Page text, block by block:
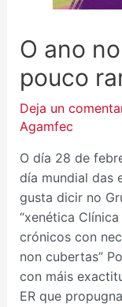
O ano
pouco
Deja un
Agamfec
O día 28 de
día mundial das
gusta dicir no
“xenética Clínica
crónicos con
non cubertas”
con máis
ER que